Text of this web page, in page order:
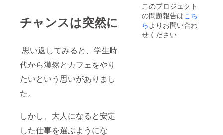
チャンスは突然に
思い返してみると、学生時
代から漠然とカフェをやり
たいという思いがありまし
た。
しかし、大人になると安定
した仕事を選ぶようにな
このプロジェクト
の問題報告はこち
ら よりお問い合わ
せください